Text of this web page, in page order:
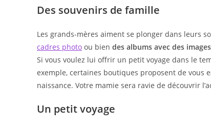
Des souvenirs de famille
Les grands-mères aiment se plonger dans leurs
cadres photo ou bien des albums avec des images
Si vous voulez lui offrir un petit voyage dans le
exemple, certaines boutiques proposent de vous
naissance. Votre mamie sera ravie de découvrir
Un petit voyage